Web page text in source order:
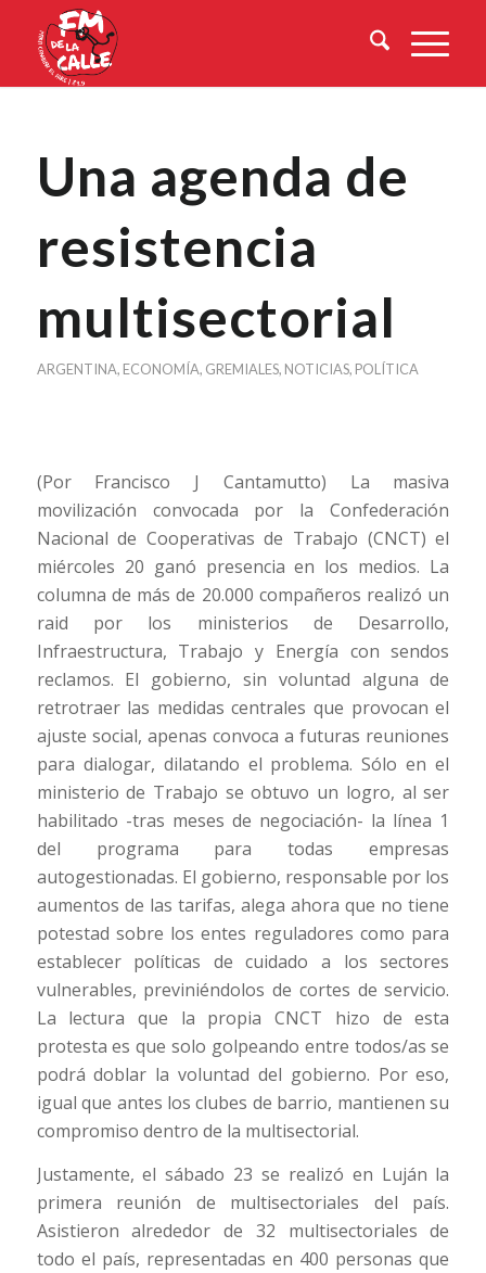
Una agenda de
resistencia
multisectorial
ARGENTINA, ECONOMÍA, GREMIALES, NOTICIAS, POLÍTICA
(Por Francisco J Cantamutto) La masiva
movilización convocada por la Confederación
Nacional de Cooperativas de Trabajo (CNCT) el
miércoles 20 ganó presencia en los medios. La
columna de más de 20.000 compañeros realizó un
raid por los ministerios de Desarrollo,
Infraestructura, Trabajo y Energía con sendos
reclamos. El gobierno, sin voluntad alguna de
retrotraer las medidas centrales que provocan el
ajuste social, apenas convoca a futuras reuniones
para dialogar, dilatando el problema. Sólo en el
ministerio de Trabajo se obtuvo un logro, al ser
habilitado -tras meses de negociación- la línea 1
del programa para todas empresas
autogestionadas. El gobierno, responsable por los
aumentos de las tarifas, alega ahora que no tiene
potestad sobre los entes reguladores como para
establecer políticas de cuidado a los sectores
vulnerables, previniéndolos de cortes de servicio.
La lectura que la propia CNCT hizo de esta
protesta es que solo golpeando entre todos/as se
podrá doblar la voluntad del gobierno. Por eso,
igual que antes los clubes de barrio, mantienen su
compromiso dentro de la multisectorial.
Justamente, el sábado 23 se realizó en Luján la
primera reunión de multisectoriales del país.
Asistieron alrededor de 32 multisectoriales de
todo el país, representadas en 400 personas que